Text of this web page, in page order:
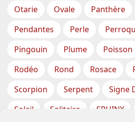
Otarie
Ovale Panthère
Pendantes
Perle
Pingouin
Plume Poisson
Rodéo
Rond Rosace
Scorpion
Serpent
Signe
Soleil
Solitaire SPHINX